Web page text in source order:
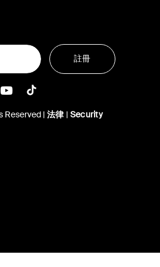
註冊
Kong Facebook
Instagram
Hong Kong
Belkin Youtube
Belkin TikTok
Reserved |法律 | Security